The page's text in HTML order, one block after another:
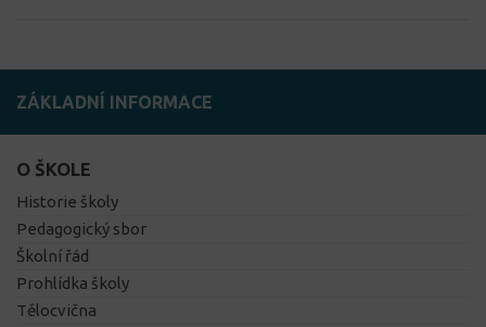
ZÁKLADNÍ INFORMACE
O ŠKOLE
Historie školy
Pedagogický sbor
Školní řád
Prohlídka školy
Tělocvična